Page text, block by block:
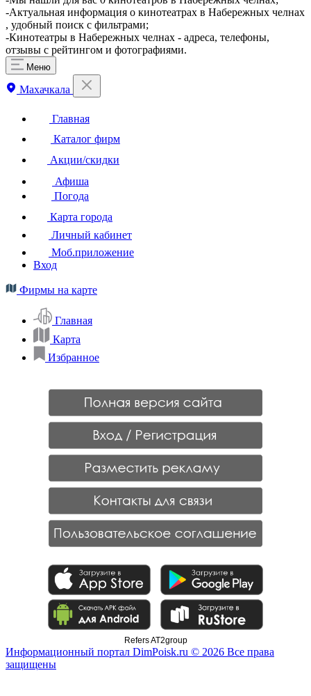
-Актуальная информация о кинотеатрах в Набережных челнах
, удобный поиск с фильтрами;
-Кинотеатры в Набережных челнах - адреса, телефоны,
отзывы с рейтингом и фотографиями.
Меню
Махачкала
Главная
Каталог фирм
Акции/скидки
Афиша
Погода
Карта города
Личный кабинет
Моб.приложение
Вход
Фирмы на карте
Главная
Карта
Избранное
Refers AT2group
Информационный портал DimPoisk.ru © 2026 Все права
защищены